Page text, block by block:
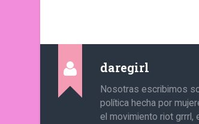
daregirl
Nosotras escribimos
política hecha por
el movimiento riot grrrl,